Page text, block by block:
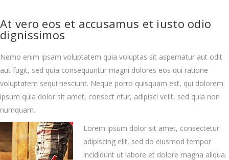
At vero eos et accusamus et iusto odio
dignissimos
Nemo enim ipsam voluptatem quia voluptas sit aspernatur aut odit
aut fugit, sed quia consequuntur magni dolores eos qui ratione
voluptatem sequi nesciunt. Neque porro quisquam est, qui dolorem
ipsum quia dolor sit amet, consect etur, adipisci velit, sed quia non
numquam.
Lorem ipsum dolor sit amet, consectetur
adipiscing elit, sed do eiusmod tempor
incididunt ut labore et dolore magna aliqua.